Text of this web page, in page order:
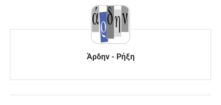
Άρδην - Ρήξη